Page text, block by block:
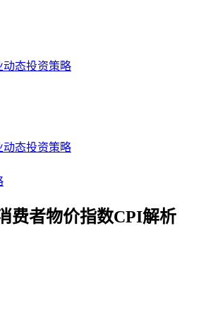
动态投资策略
动态投资策略
费者物价指数CPI解析